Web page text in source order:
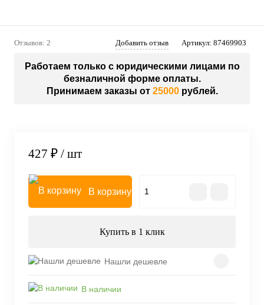
Отзывов: 2 Добавить отзыв Артикул: 87469903
Работаем только с юридическими лицами по
безналичной форме оплаты.
Принимаем заказы от 25000рублей.
427 ₽ / шт
В корзину
Купить в 1 клик
Нашли дешевле
В наличии